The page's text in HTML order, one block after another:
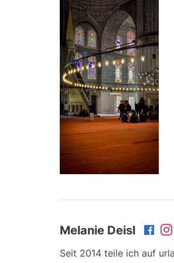
Melanie Deisl
Seit 2014 teile ich auf